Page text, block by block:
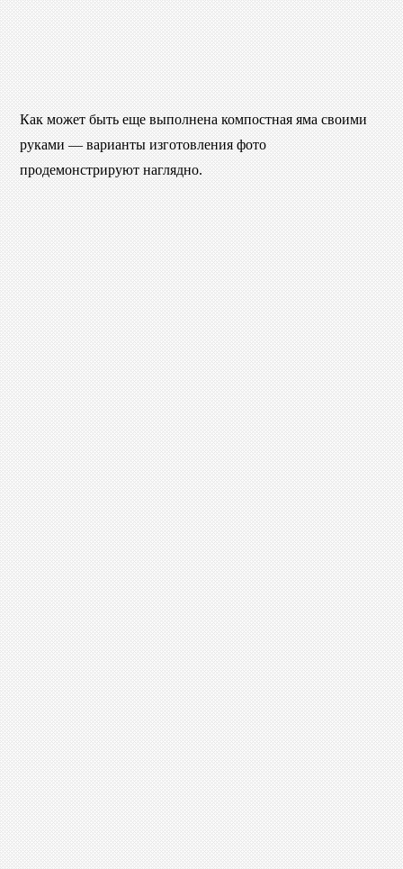
Как может быть еще выполнена компостная яма своими
руками — варианты изготовления фото
продемонстрируют наглядно.